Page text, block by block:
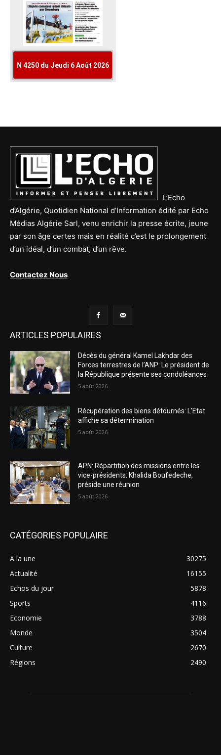
L’Echo
d’Algérie, Quotidien National d’Information édité par Echo
Médias Algérie Sarl, venu enrichir la presse écrite, jeune
par son âge certes mais en réalité c’est le prolongement
d’un idéal, d’un combat, d’un rêve.
Contactez Nous
ARTICLES POPULAIRES
Décès du général Kamel Lakhdar des
Forces terrestres de l’ANP: Le président de
la République présente ses condoléances
5 août 2026
Récupération des biens détournés: L’Etat
affiche sa détermination
5 août 2026
APN: Répartition des missions entre les
vice-présidents: Khalida Boufedeche,
préside une réunion
5 août 2026
CATÉGORIES POPULAIRE
A la une
30275
Actualité
16155
Echos du jour
5878
Sports
4116
Economie
3788
Monde
3504
Culture
2670
Régions
2490